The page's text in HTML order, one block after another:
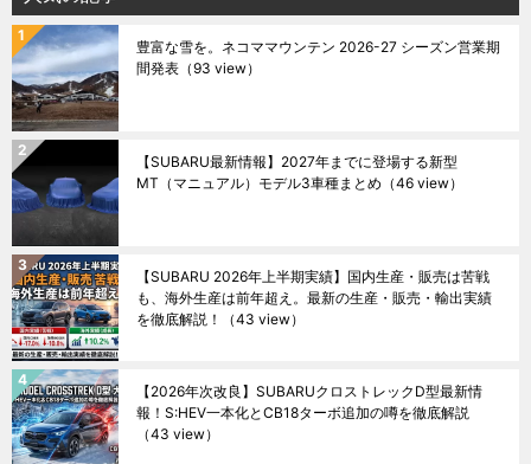
豊富な雪を。ネコママウンテン 2026-27 シーズン営業期
間発表 （93 view）
【SUBARU最新情報】2027年までに登場する新型
MT（マニュアル）モデル3車種まとめ （46 view）
【SUBARU 2026年上半期実績】国内生産・販売は苦戦
も、海外生産は前年超え。最新の生産・販売・輸出実績
を徹底解説！
（43 view）
【2026年次改良】SUBARUクロストレックD型最新情
報！S:HEV一本化とCB18ターボ追加の噂を徹底解説
（43 view）